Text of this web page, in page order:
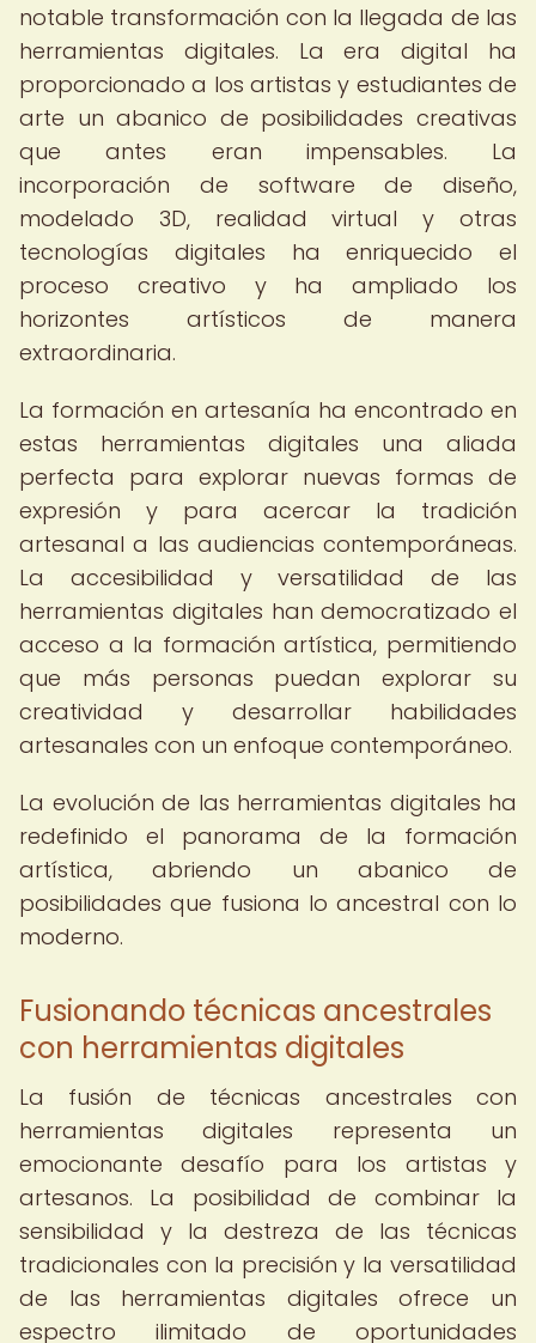
notable transformación con la llegada de las
herramientas digitales. La era digital ha
proporcionado a los artistas y estudiantes de
arte un abanico de posibilidades creativas
que antes eran impensables. La
incorporación de software de diseño,
modelado 3D, realidad virtual y otras
tecnologías digitales ha enriquecido el
proceso creativo y ha ampliado los
horizontes artísticos de manera
extraordinaria.
La formación en artesanía ha encontrado en
estas herramientas digitales una aliada
perfecta para explorar nuevas formas de
expresión y para acercar la tradición
artesanal a las audiencias contemporáneas.
La accesibilidad y versatilidad de las
herramientas digitales han democratizado el
acceso a la formación artística, permitiendo
que más personas puedan explorar su
creatividad y desarrollar habilidades
artesanales con un enfoque contemporáneo.
La evolución de las herramientas digitales ha
redefinido el panorama de la formación
artística, abriendo un abanico de
posibilidades que fusiona lo ancestral con lo
moderno.
Fusionando técnicas ancestrales
con herramientas digitales
La fusión de técnicas ancestrales con
herramientas digitales representa un
emocionante desafío para los artistas y
artesanos. La posibilidad de combinar la
sensibilidad y la destreza de las técnicas
tradicionales con la precisión y la versatilidad
de las herramientas digitales ofrece un
espectro ilimitado de oportunidades